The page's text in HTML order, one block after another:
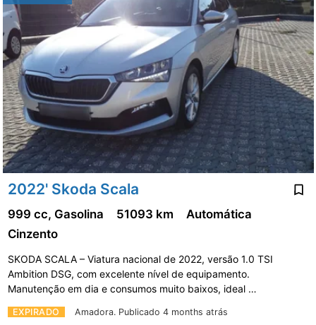
2022' Skoda Scala
EXPIRADO Amadora. Publicado 4 months atrás
999 cc, Gasolina 51093 km
Automática
Cinzento
SKODA SCALA – Viatura nacional de 2022, versão 1.0 TSI
Ambition DSG, com excelente nível de equipamento.
Manutenção em dia e consumos muito baixos, ideal …